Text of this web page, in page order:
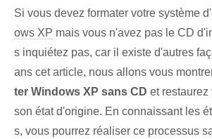
Si vous devez formater votre système
ows XP mais vous n'avez pas le CD
s inquiétez pas, car il existe d'autres
ans cet article, nous allons vous
ter⁤ Windows XP ⁤sans CD et restaurez
son état d'origine. En connaissant les
s, vous pourrez réaliser ce processus